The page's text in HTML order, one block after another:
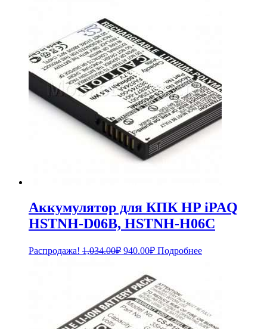
Аккумулятор для КПК HP iPAQ
HSTNH-D06B, HSTNH-H06C
Распродажа! 1,034.00₽ Первоначальная
1,034.00₽.
940.00₽Текущая
цена:
Подробнее